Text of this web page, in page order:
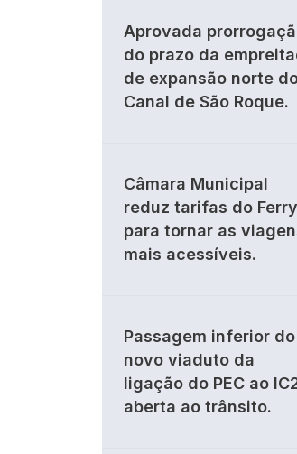
Aprovada
do prazo da
de expansão norte
Canal de São Roque.
Câmara Municipal
reduz tarifas do Ferry
para tornar as
mais acessíveis.
Passagem inferior do
novo viaduto da
ligação do PEC ao
aberta ao trânsito.